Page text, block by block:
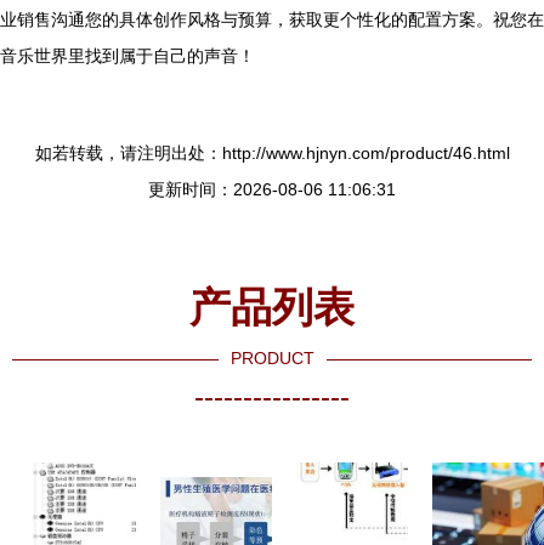
业销售沟通您的具体创作风格与预算，获取更个性化的配置方案。祝您在
音乐世界里找到属于自己的声音！
如若转载，请注明出处：http://www.hjnyn.com/product/46.html
更新时间：2026-08-06 11:06:31
产品列表
PRODUCT
----------------